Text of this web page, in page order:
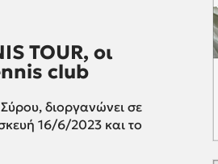
TOUR, οι
club
διοργανώνει σε
16/6/2023 και το